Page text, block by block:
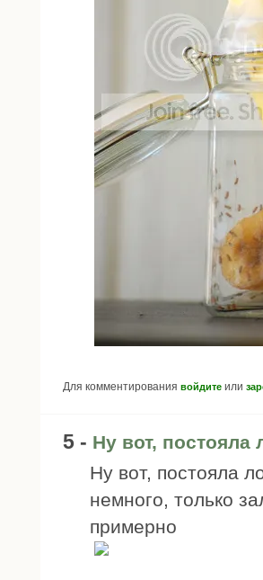
Для комментирования войдите или
5 - Ну вот, постояла
Ну вот, постояла
немного, только
примерно